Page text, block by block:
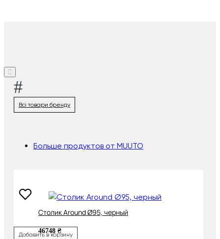
#
Всі товари бренду
Больше продуктов от MUUTO
Cтолик Around Ø95, черный
46748 ₴
Добавить в корзину